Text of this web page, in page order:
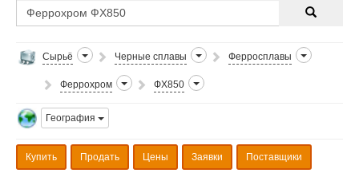
Сырьё Черные сплавы Ферросплавы
Феррохром ФХ850
География
Купить Продать Цены Заявки Поставщики